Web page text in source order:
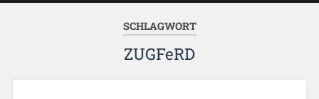
SCHLAGWORT
ZUGFeRD